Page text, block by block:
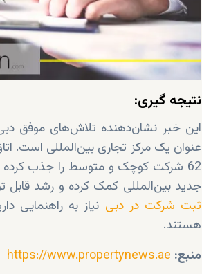
نتیجه گیری:
این خبر نشان‌دهنده تلاش‌های موفق
جدید بین‌المللی کمک کرده و رشد قابل
ثبت شرکت در دبی نیاز به راهنمایی
هستند.
منبع: https://www.propertynews.ae